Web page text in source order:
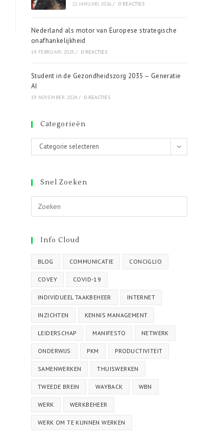
22 JANUARI 2026 / 0 REACTIES
Nederland als motor van Europese strategische
onafhankelijkheid
14 FEBRUARI 2025 / 0 REACTIES
Student in de Gezondheidszorg 2035 – Generatie
AI
19 NOVEMBER 2024 / 0 REACTIES
Categorieën
Categorieën
Categorie selecteren
Snel Zoeken
Info Cloud
BLOG COMMUNICATIE CONCIGLIO
COVEY COVID-19
INDIVIDUEEL TAAKBEHEER INTERNET
INZICHTEN KENNIS MANAGEMENT
LEIDERSCHAP MANIFESTO NETWERK
ONDERWIJS PKM PRODUCTIVITEIT
SAMENWERKEN THUISWERKEN
TWEEDE BREIN WAYBACK WBN
WERK WERKBEHEER
WERK OM TE KUNNEN WERKEN